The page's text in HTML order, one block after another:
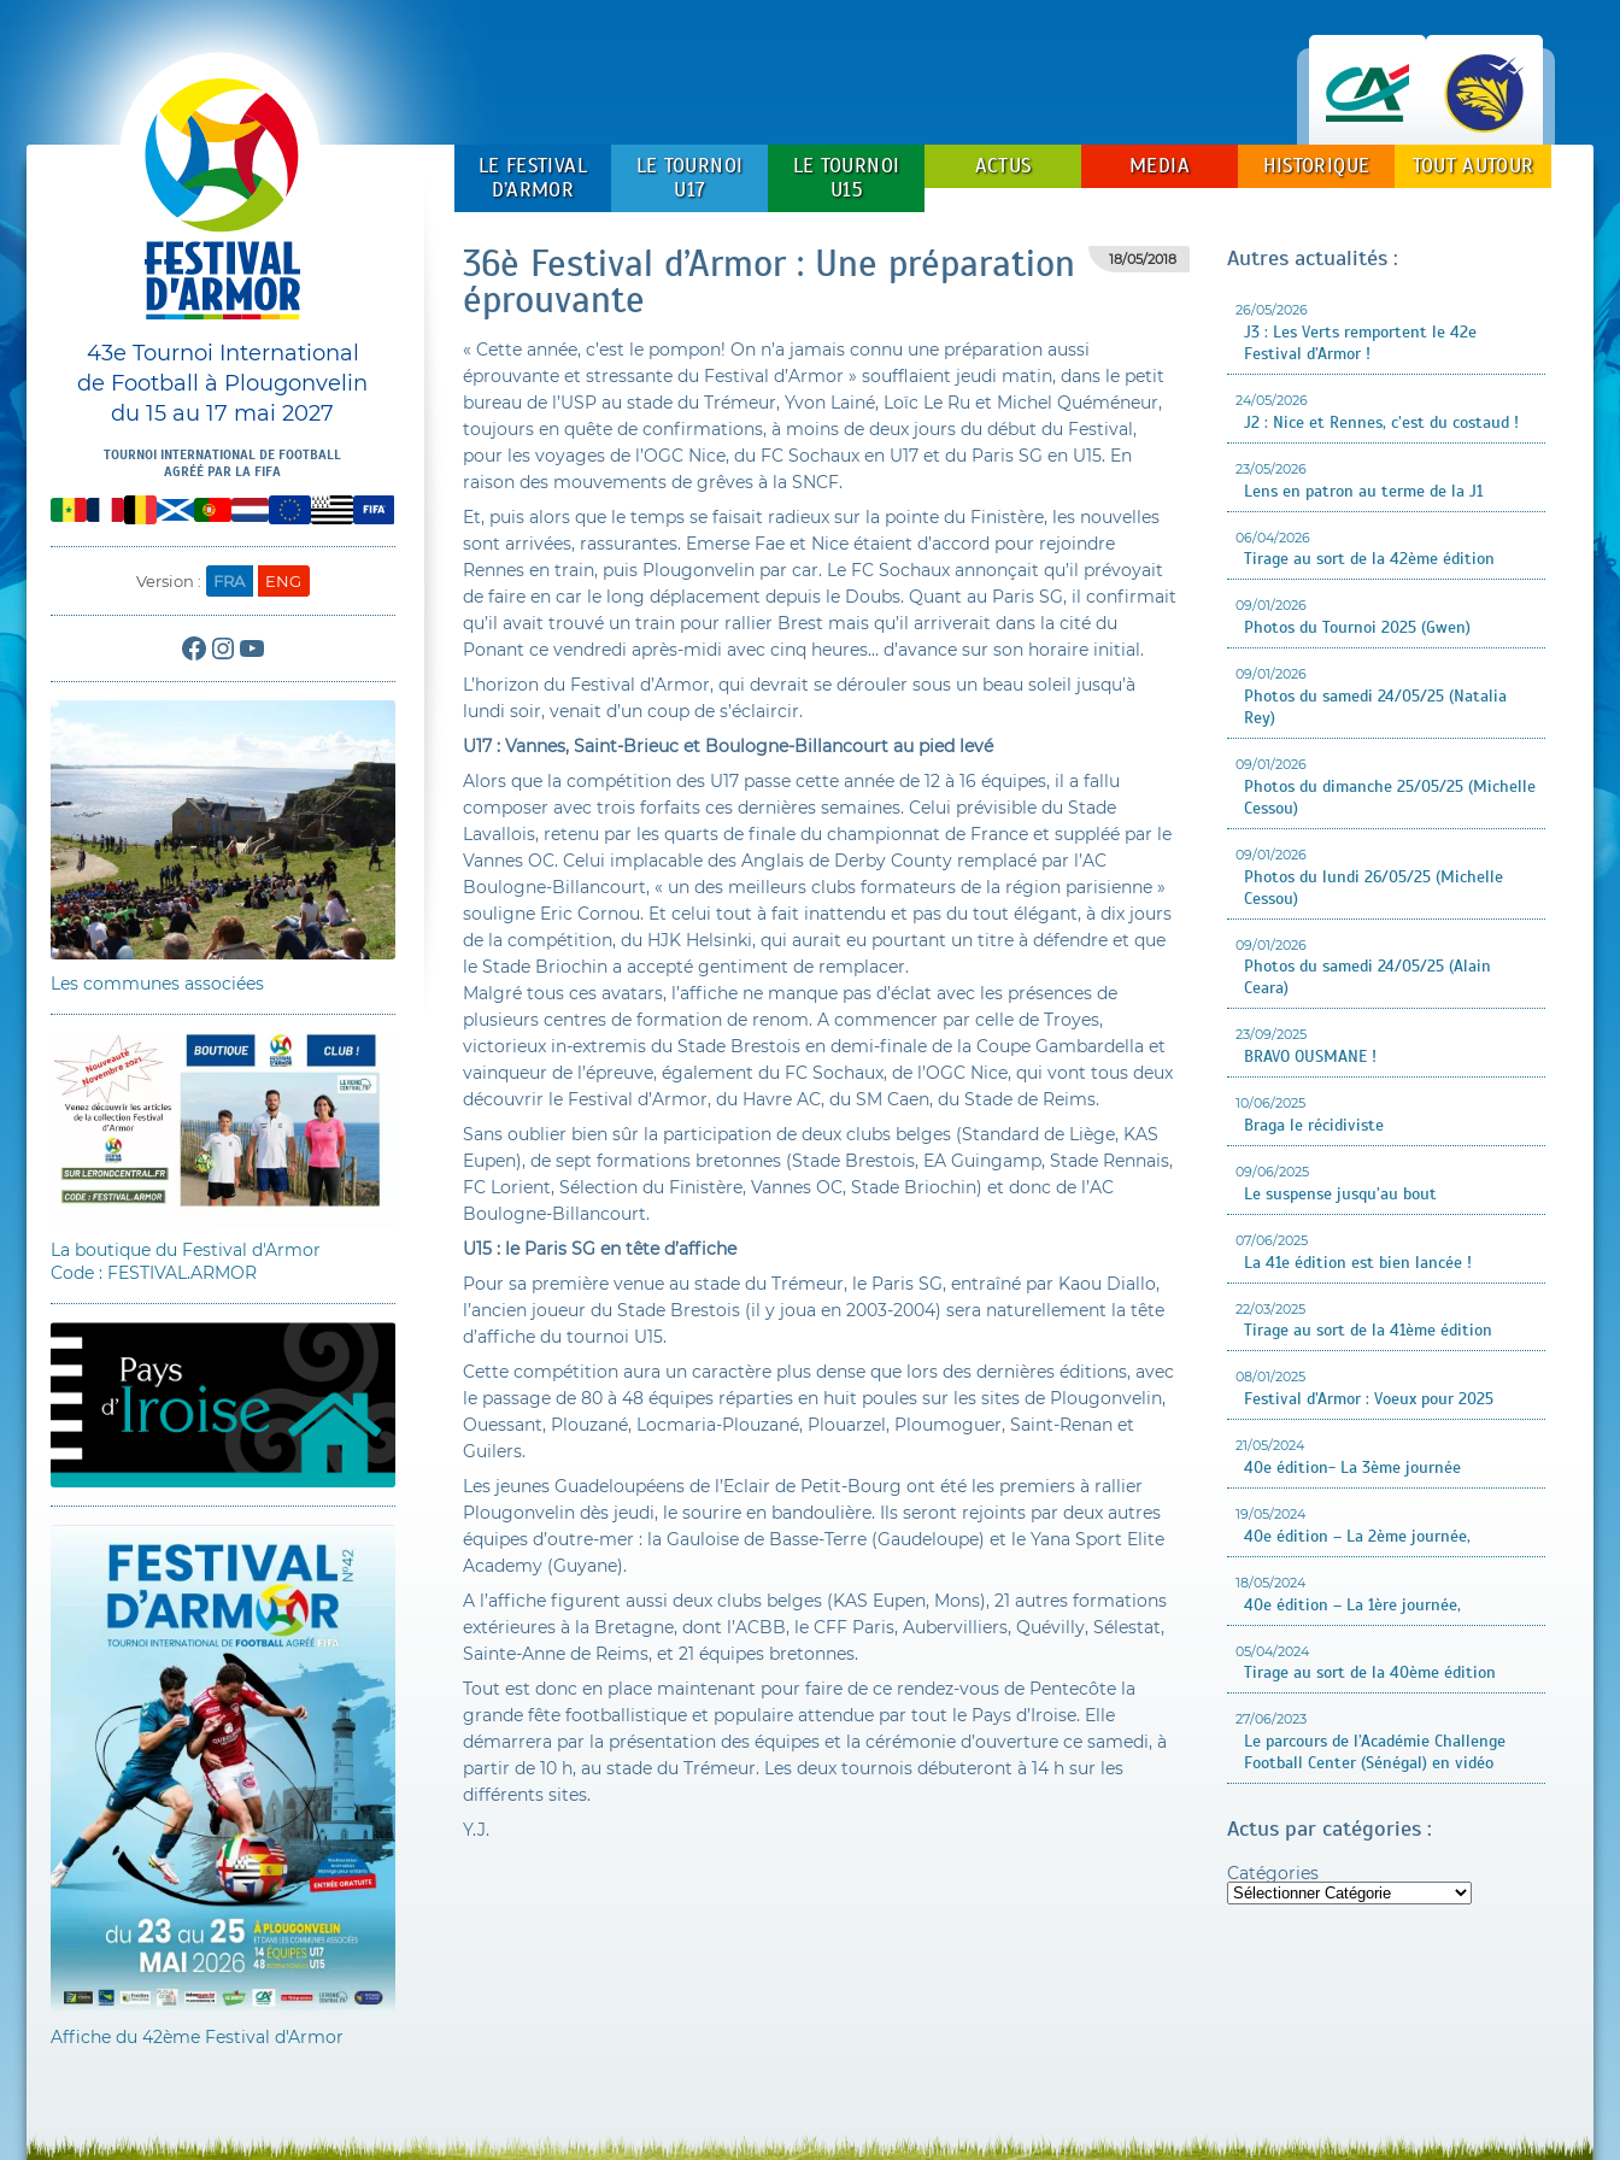
43e Tournoi International
de Football à Plougonvelin
du 15 au 17 mai 2027
TOURNOI INTERNATIONAL DE FOOTBALL
AGRÉÉ PAR LA FIFA
Version : FRA ENG
Facebook
Instagram
Les communes associées
La boutique du Festival d'Armor
Code : FESTIVAL.ARMOR
Affiche du 42ème Festival d'Armor
LE FESTIVAL
D’ARMOR
LE TOURNOI
U17
LE TOURNOI
U15
ACTUS MEDIA HISTORIQUE TOUT AUTOUR
18/05/2018
36è Festival d’Armor : Une préparation
éprouvante
« Cette année, c’est le pompon! On n’a jamais connu une préparation aussi
éprouvante et stressante du Festival d’Armor » soufflaient jeudi matin, dans le petit
bureau de l’USP au stade du Trémeur, Yvon Lainé, Loïc Le Ru et Michel Quéméneur,
toujours en quête de confirmations, à moins de deux jours du début du Festival,
pour les voyages de l’OGC Nice, du FC Sochaux en U17 et du Paris SG en U15. En
raison des mouvements de grêves à la SNCF.
Et, puis alors que le temps se faisait radieux sur la pointe du Finistère, les nouvelles
sont arrivées, rassurantes. Emerse Fae et Nice étaient d’accord pour rejoindre
Rennes en train, puis Plougonvelin par car. Le FC Sochaux annonçait qu’il prévoyait
de faire en car le long déplacement depuis le Doubs. Quant au Paris SG, il confirmait
qu’il avait trouvé un train pour rallier Brest mais qu’il arriverait dans la cité du
Ponant ce vendredi après-midi avec cinq heures… d’avance sur son horaire initial.
L’horizon du Festival d’Armor, qui devrait se dérouler sous un beau soleil jusqu’à
lundi soir, venait d’un coup de s’éclaircir.
U17 : Vannes, Saint-Brieuc et Boulogne-Billancourt au pied levé
Alors que la compétition des U17 passe cette année de 12 à 16 équipes, il a fallu
composer avec trois forfaits ces dernières semaines. Celui prévisible du Stade
Lavallois, retenu par les quarts de finale du championnat de France et suppléé par le
Vannes OC. Celui implacable des Anglais de Derby County remplacé par l’AC
Boulogne-Billancourt, « un des meilleurs clubs formateurs de la région parisienne »
souligne Eric Cornou. Et celui tout à fait inattendu et pas du tout élégant, à dix jours
de la compétition, du HJK Helsinki, qui aurait eu pourtant un titre à défendre et que
le Stade Briochin a accepté gentiment de remplacer.
Malgré tous ces avatars, l’affiche ne manque pas d’éclat avec les présences de
plusieurs centres de formation de renom. A commencer par celle de Troyes,
victorieux in-extremis du Stade Brestois en demi-finale de la Coupe Gambardella et
vainqueur de l’épreuve, également du FC Sochaux, de l’OGC Nice, qui vont tous deux
découvrir le Festival d’Armor, du Havre AC, du SM Caen, du Stade de Reims.
Sans oublier bien sûr la participation de deux clubs belges (Standard de Liège, KAS
Eupen), de sept formations bretonnes (Stade Brestois, EA Guingamp, Stade Rennais,
FC Lorient, Sélection du Finistère, Vannes OC, Stade Briochin) et donc de l’AC
Boulogne-Billancourt.
U15 : le Paris SG en tête d’affiche
Pour sa première venue au stade du Trémeur, le Paris SG, entraîné par Kaou Diallo,
l’ancien joueur du Stade Brestois (il y joua en 2003-2004) sera naturellement la tête
d’affiche du tournoi U15.
Cette compétition aura un caractère plus dense que lors des dernières éditions, avec
le passage de 80 à 48 équipes réparties en huit poules sur les sites de Plougonvelin,
Ouessant, Plouzané, Locmaria-Plouzané, Plouarzel, Ploumoguer, Saint-Renan et
Guilers.
Les jeunes Guadeloupéens de l’Eclair de Petit-Bourg ont été les premiers à rallier
Plougonvelin dès jeudi, le sourire en bandoulière. Ils seront rejoints par deux autres
équipes d’outre-mer : la Gauloise de Basse-Terre (Gaudeloupe) et le Yana Sport Elite
Academy (Guyane).
A l’affiche figurent aussi deux clubs belges (KAS Eupen, Mons), 21 autres formations
extérieures à la Bretagne, dont l’ACBB, le CFF Paris, Aubervilliers, Quévilly, Sélestat,
Sainte-Anne de Reims, et 21 équipes bretonnes.
Tout est donc en place maintenant pour faire de ce rendez-vous de Pentecôte la
grande fête footballistique et populaire attendue par tout le Pays d’Iroise. Elle
démarrera par la présentation des équipes et la cérémonie d’ouverture ce samedi, à
partir de 10 h, au stade du Trémeur. Les deux tournois débuteront à 14 h sur les
différents sites.
Y.J.
Autres actualités :
26/05/2026
J3 : Les Verts remportent le 42e
Festival d’Armor !
24/05/2026
J2 : Nice et Rennes, c’est du costaud !
23/05/2026
Lens en patron au terme de la J1
06/04/2026
Tirage au sort de la 42ème édition
09/01/2026
Photos du Tournoi 2025 (Gwen)
09/01/2026
Photos du samedi 24/05/25 (Natalia
Rey)
09/01/2026
Photos du dimanche 25/05/25 (Michelle
Cessou)
09/01/2026
Photos du lundi 26/05/25 (Michelle
Cessou)
09/01/2026
Photos du samedi 24/05/25 (Alain
Ceara)
23/09/2025
BRAVO OUSMANE !
10/06/2025
Braga le récidiviste
09/06/2025
Le suspense jusqu’au bout
07/06/2025
La 41e édition est bien lancée !
22/03/2025
Tirage au sort de la 41ème édition
08/01/2025
Festival d’Armor : Voeux pour 2025
21/05/2024
40e édition- La 3ème journée
19/05/2024
40e édition – La 2ème journée,
18/05/2024
40e édition – La 1ère journée,
05/04/2024
Tirage au sort de la 40ème édition
27/06/2023
Le parcours de l’Académie Challenge
Football Center (Sénégal) en vidéo
Actus par catégories :
Catégories